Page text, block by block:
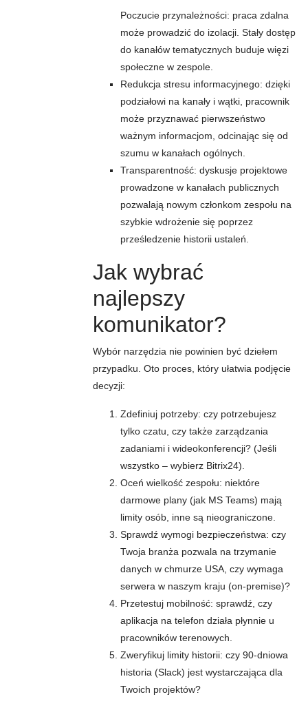
Poczucie przynależności: praca zdalna
może prowadzić do izolacji. Stały dostęp
do kanałów tematycznych buduje więzi
społeczne w zespole.
Redukcja stresu informacyjnego: dzięki
podziałowi na kanały i wątki, pracownik
może przyznawać pierwszeństwo
ważnym informacjom, odcinając się od
szumu w kanałach ogólnych.
Transparentność: dyskusje projektowe
prowadzone w kanałach publicznych
pozwalają nowym członkom zespołu na
szybkie wdrożenie się poprzez
prześledzenie historii ustaleń.
Jak wybrać
najlepszy
komunikator?
Wybór narzędzia nie powinien być dziełem
przypadku. Oto proces, który ułatwia podjęcie
decyzji:
Zdefiniuj potrzeby: czy potrzebujesz
tylko czatu, czy także zarządzania
zadaniami i wideokonferencji? (Jeśli
wszystko – wybierz Bitrix24).
Oceń wielkość zespołu: niektóre
darmowe plany (jak MS Teams) mają
limity osób, inne są nieograniczone.
Sprawdź wymogi bezpieczeństwa: czy
Twoja branża pozwala na trzymanie
danych w chmurze USA, czy wymaga
serwera w naszym kraju (on-premise)?
Przetestuj mobilność: sprawdź, czy
aplikacja na telefon działa płynnie u
pracowników terenowych.
Zweryfikuj limity historii: czy 90-dniowa
historia (Slack) jest wystarczająca dla
Twoich projektów?